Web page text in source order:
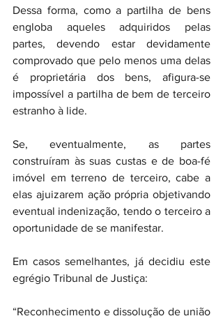
Dessa forma, como a partilha de bens
engloba aqueles adquiridos pelas
partes, devendo estar devidamente
comprovado que pelo menos uma delas
é proprietária dos bens, afigura-se
impossível a partilha de bem de terceiro
estranho à lide.
Se, eventualmente, as partes
construíram às suas custas e de boa-fé
imóvel em terreno de terceiro, cabe a
elas ajuizarem ação própria objetivando
eventual indenização, tendo o terceiro a
oportunidade de se manifestar.
Em casos semelhantes, já decidiu este
egrégio Tribunal de Justiça:
“Reconhecimento e dissolução de união